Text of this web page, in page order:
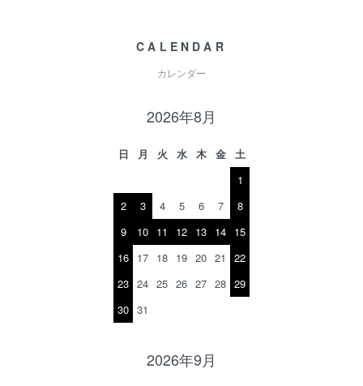
CALENDAR
カレンダー
2026年8月
日 月 火 水 木 金
土
1
2
3 4 5 6 7
8
9
10 11 12 13 14 15
16 17 18 19 20 21
22
23 24 25 26 27 28 29
30 31
2026年9月